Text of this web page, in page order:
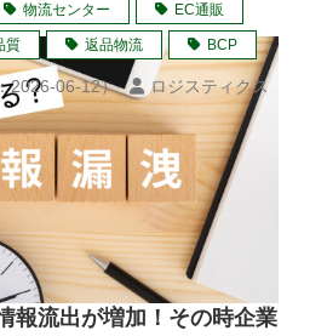
物流センター EC通販
質 返品物流 BCP
2026-06-12）
ロジスティクス
報流出が増加！その時企業